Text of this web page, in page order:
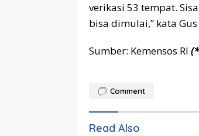
verifikasi 53 tempat.
bisa dimulai,” kata
Sumber: Kemensos RI
Comment
Read Also